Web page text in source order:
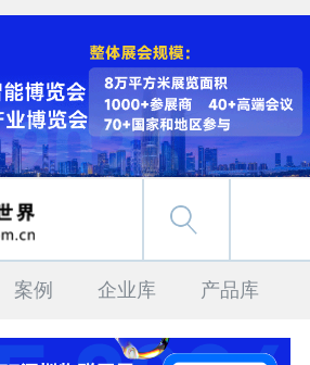
案例 企业库 产品库